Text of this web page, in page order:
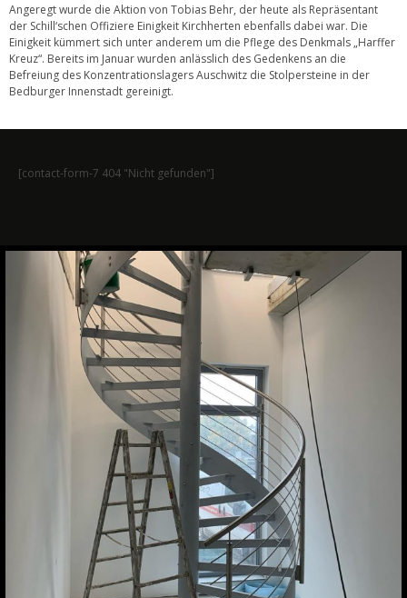
Angeregt wurde die Aktion von Tobias Behr, der heute als Repräsentant
der Schill‘schen Offiziere Einigkeit Kirchherten ebenfalls dabei war. Die
Einigkeit kümmert sich unter anderem um die Pflege des Denkmals „Harffer
Kreuz“. Bereits im Januar wurden anlässlich des Gedenkens an die
Befreiung des Konzentrationslagers Auschwitz die Stolpersteine in der
Bedburger Innenstadt gereinigt.
[contact-form-7 404 "Nicht gefunden"]